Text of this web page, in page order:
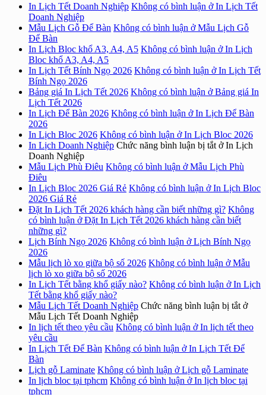
In Lịch Tết Doanh Nghiệp Không có bình luận ở In Lịch Tết
Doanh Nghiệp
Mẫu Lịch Gỗ Để Bàn Không có bình luận ở Mẫu Lịch Gỗ
Để Bàn
In Lịch Bloc khổ A3, A4, A5 Không có bình luận ở In Lịch
Bloc khổ A3, A4, A5
In Lịch Tết Bính Ngọ 2026 Không có bình luận ở In Lịch Tết
Bính Ngọ 2026
Bảng giá In Lịch Tết 2026 Không có bình luận ở Bảng giá In
Lịch Tết 2026
In Lịch Để Bàn 2026 Không có bình luận ở In Lịch Để Bàn
2026
In Lịch Bloc 2026 Không có bình luận ở In Lịch Bloc 2026
In Lịch Doanh Nghiệp Chức năng bình luận bị tắt ở In Lịch
Doanh Nghiệp
Mẫu Lịch Phù Điêu Không có bình luận ở Mẫu Lịch Phù
Điêu
In Lịch Bloc 2026 Giá Rẻ Không có bình luận ở In Lịch Bloc
2026 Giá Rẻ
Đặt In Lịch Tết 2026 khách hàng cần biết những gì? Không
có bình luận ở Đặt In Lịch Tết 2026 khách hàng cần biết
những gì?
Lịch Bính Ngọ 2026 Không có bình luận ở Lịch Bính Ngọ
2026
Mẫu lịch lò xo giữa bộ số 2026 Không có bình luận ở Mẫu
lịch lò xo giữa bộ số 2026
In Lịch Tết bằng khổ giấy nào? Không có bình luận ở In Lịch
Tết bằng khổ giấy nào?
Mẫu Lịch Tết Doanh Nghiệp Chức năng bình luận bị tắt ở
Mẫu Lịch Tết Doanh Nghiệp
In lịch tết theo yêu cầu Không có bình luận ở In lịch tết theo
yêu cầu
In Lịch Tết Để Bàn Không có bình luận ở In Lịch Tết Để
Bàn
Lịch gỗ Laminate Không có bình luận ở Lịch gỗ Laminate
In lịch bloc tại tphcm Không có bình luận ở In lịch bloc tại
tphcm